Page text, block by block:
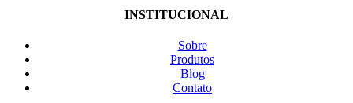
INSTITUCIONAL
Sobre
Produtos
Blog
Contato